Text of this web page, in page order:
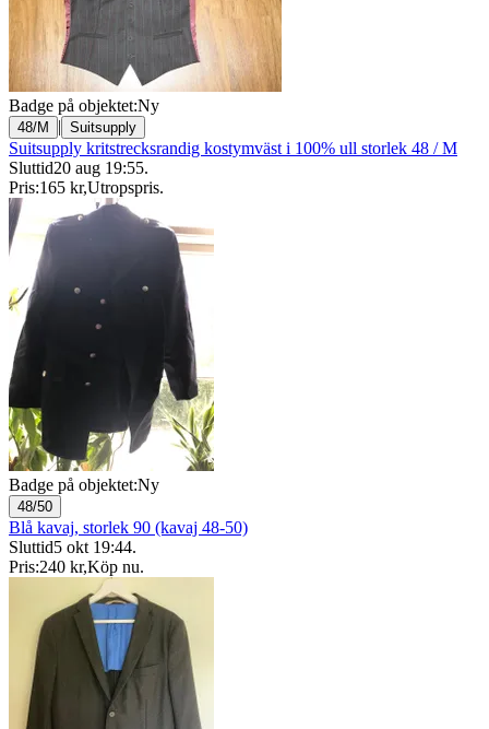
Badge på objektet:Ny
48/M | Suitsupply
Suitsupply kritstrecksrandig kostymväst i 100% ull storlek 48 / M
Sluttid20 aug 19:55.
Pris:165 kr,Utropspris.
Badge på objektet:Ny
48/50
Blå kavaj, storlek 90 (kavaj 48-50)
Sluttid5 okt 19:44.
Pris:240 kr,Köp nu.